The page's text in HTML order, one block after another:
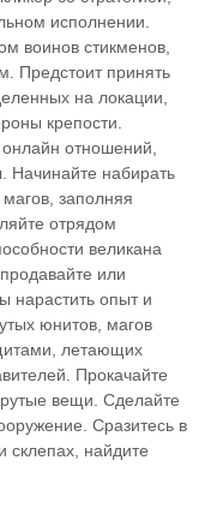
исполнении.
воинов стикменов,
Предстоит принять
на локации,
крепости.
отношений,
Начинайте набирать
заполняя
отрядом
великана
или
нарастить опыт и
юнитов, магов
летающих
Прокачайте
вещи. Сделайте
Сразитесь в
склепах, найдите